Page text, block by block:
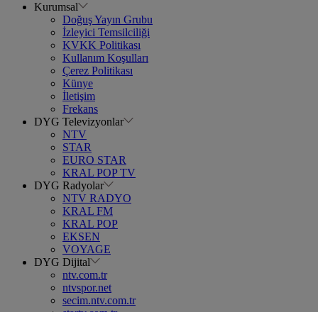
Kurumsal
Doğuş Yayın Grubu
İzleyici Temsilciliği
KVKK Politikası
Kullanım Koşulları
Çerez Politikası
Künye
İletişim
Frekans
DYG Televizyonlar
NTV
STAR
EURO STAR
KRAL POP TV
DYG Radyolar
NTV RADYO
KRAL FM
KRAL POP
EKSEN
VOYAGE
DYG Dijital
ntv.com.tr
ntvspor.net
secim.ntv.com.tr